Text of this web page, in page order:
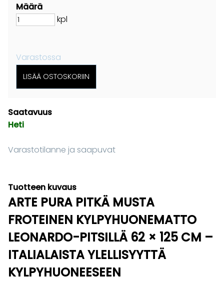
Määrä
kpl
Varastossa
Saatavuus
Heti
Varastotilanne ja saapuvat
Tuotteen kuvaus
ARTE PURA PITKÄ MUSTA
FROTEINEN KYLPYHUONEMATTO
LEONARDO-PITSILLÄ 62 × 125 CM –
ITALIALAISTA YLELLISYYTTÄ
KYLPYHUONEESEEN